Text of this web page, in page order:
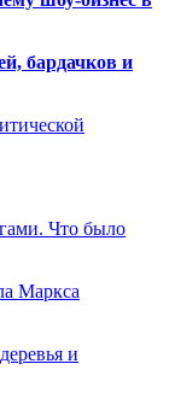
бардачков и
Что было
Маркса
и